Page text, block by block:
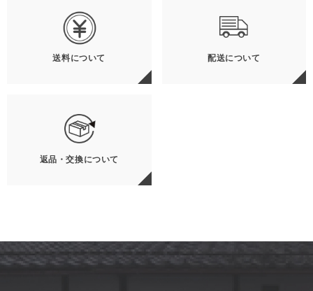
送料について 配送について
返品・交換について